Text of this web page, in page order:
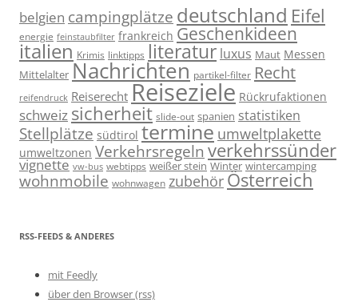
belgien campingplätze deutschland Eifel
energie feinstaubfilter frankreich Geschenkideen
italien Krimis linktipps literatur luxus Maut Messen
Mittelalter Nachrichten partikel-filter Recht
reifendruck Reiserecht Reiseziele Rückrufaktionen
schweiz sicherheit slide-out spanien statistiken
Stellplätze südtirol termine umweltplakette
umweltzonen Verkehrsregeln verkehrssünder
vignette vw-bus webtipps weißer stein Winter wintercamping
wohnmobile wohnwagen zubehör Österreich
RSS-FEEDS & ANDERES
mit Feedly
über den Browser (rss)